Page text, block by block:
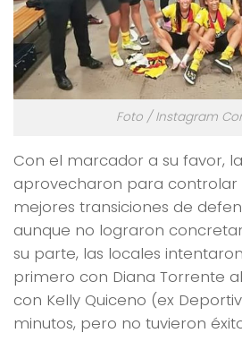
Foto / Instagram
Con el marcador a su favor,
aprovecharon para controlar
mejores transiciones de
aunque no lograron
su parte, las locales
primero con Diana Torrente
con Kelly Quiceno (ex
minutos, pero no tuvieron